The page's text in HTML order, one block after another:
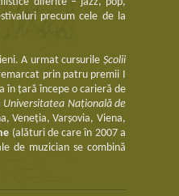
precum cele de la
A urmat cursurile Şcolii
prin patru premii I
în ţară începe o carieră de
Universitatea Naţională de
Veneţia, Varşovia, Viena,
(alături de care în 2007 a
de muzician se combină